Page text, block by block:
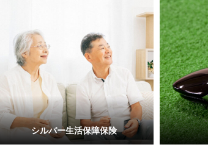
シルバー生活保障保険